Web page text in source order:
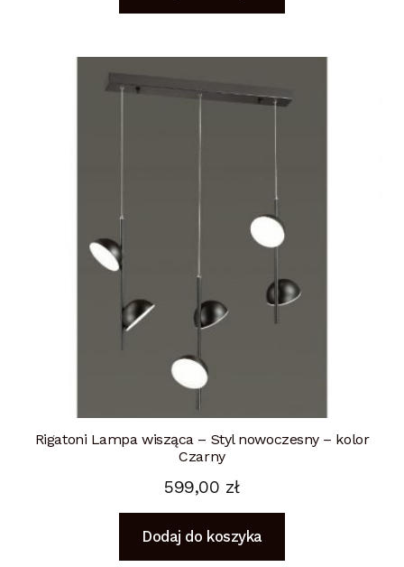
Rigatoni Lampa wisząca – Styl nowoczesny – kolor
Czarny
599,00 zł
Dodaj do koszyka